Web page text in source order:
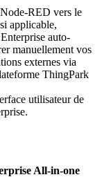
RED vers le
applicable,
auto-
manuellement vos
externes via
ThingPark
utilisateur de
All-in-one